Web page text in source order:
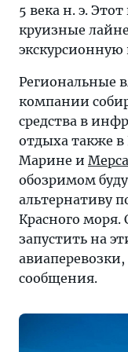
5 века н. э.
круизные
экскурсионную
Региональные
компании
средства в
отдыха также
Марине и
обозримом
альтернативу
Красного моря.
запустить на
сообщения.